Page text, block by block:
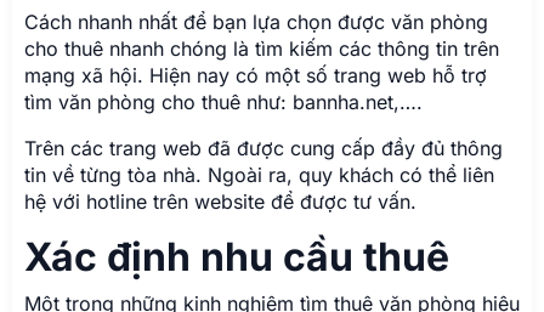
Cách nhanh nhất để bạn lựa chọn được văn phòng
cho thuê nhanh chóng là tìm kiếm các thông tin trên
mạng xã hội. Hiện nay có một số trang web hỗ trợ
tìm văn phòng cho thuê như: bannha.net,….
Trên các trang web đã được cung cấp đầy đủ thông
tin về từng tòa nhà. Ngoài ra, quy khách có thể liên
hệ với hotline trên website để được tư vấn.
Xác định nhu cầu thuê
Một trong những kinh nghiệm tìm thuê văn phòng hiệu